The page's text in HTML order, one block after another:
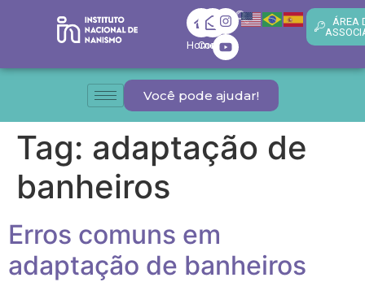
Home
Contato
ÁREA
Você pode ajudar!
Tag: adaptação de
banheiros
Erros comuns em
adaptação de banheiros